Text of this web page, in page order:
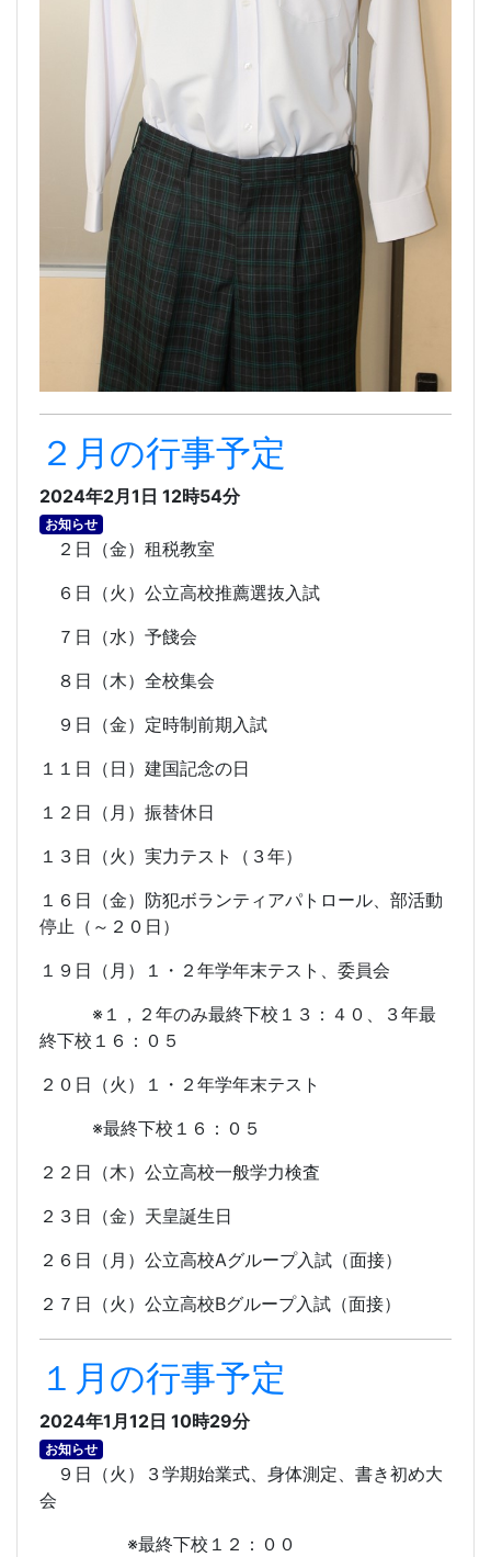
２月の行事予定
2024年2月1日 12時54分
お知らせ
２日（金）租税教室
６日（火）公立高校推薦選抜入試
７日（水）予餞会
８日（木）全校集会
９日（金）定時制前期入試
１１日（日）建国記念の日
１２日（月）振替休日
１３日（火）実力テスト（３年）
１６日（金）防犯ボランティアパトロール、部活動
停止（～２０日）
１９日（月）１・２年学年末テスト、委員会
※１，２年のみ最終下校１３：４０、３年最
終下校１６：０５
２０日（火）１・２年学年末テスト
※最終下校１６：０５
２２日（木）公立高校一般学力検査
２３日（金）天皇誕生日
２６日（月）公立高校Aグループ入試（面接）
２７日（火）公立高校Bグループ入試（面接）
１月の行事予定
2024年1月12日 10時29分
お知らせ
９日（火）３学期始業式、身体測定、書き初め大
会
※最終下校１２：００